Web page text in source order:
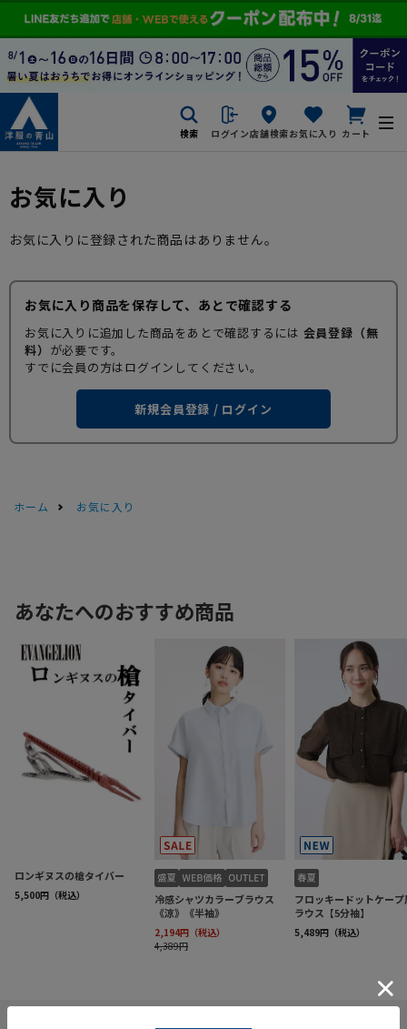
検索 ログイン店舗検索お気に入り カート
お気に入り
お気に入りに登録された商品はありません。
お気に入り商品を保存して、あとで確認する
お気に入りに追加した商品をあとで確認するには 会員登録（無
料） が必要です。
すでに会員の方はログインしてください。
新規会員登録 / ログイン
ホーム お気に入り